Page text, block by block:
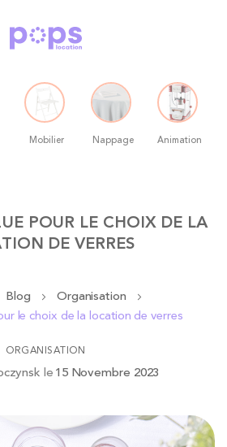
Mobilier Nappage Animation
POUR LE CHOIX DE LA
DE VERRES
Blog
Organisation
le choix de la location de verres
ORGANISATION
le15 Novembre 2023